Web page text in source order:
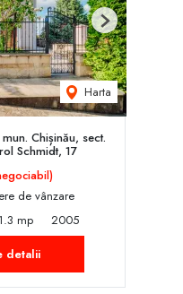
Harta
Next
Chișinău, sect.
Schmidt, 17
de vânzare
mp
2005
detalii